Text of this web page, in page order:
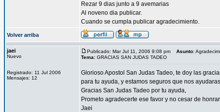
Rezar 9 dias junto a 9 avemarias
Al noveno dia publicar.
Cuando se cumpla publicar agradecimiento.
Volver arriba
jaei
Nuevo
Registrado: 11 Jul 2006
Mensajes: 12
Publicado: Mar Jul 11, 2006 9:08 pm Asunto:
Tema: GRACIAS SAN JUDAS TADEO
Glorioso Apostol San Judas Tadeo, te doy las
para tu ayuda, y estamos seguros que nos
Gracias San Judas Tadeo por tu ayuda,
Prometo agradecerte ese favor y no cesar de
Jaei